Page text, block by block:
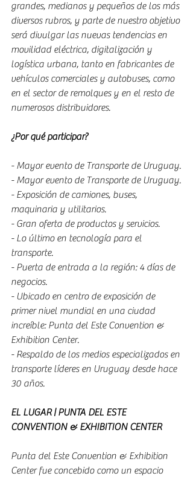
grandes, medianos y pequeños de los más
diversos rubros, y parte de nuestro objetivo
será divulgar las nuevas tendencias en
movilidad eléctrica, digitalización y
logística urbana, tanto en fabricantes de
vehículos comerciales y autobuses, como
en el sector de remolques y en el resto de
numerosos distribuidores.
¿Por qué participar?
- Mayor evento de Transporte de Uruguay.
- Mayor evento de Transporte de Uruguay.
- Exposición de camiones, buses,
maquinaria y utilitarios.
- Gran oferta de productos y servicios.
- Lo último en tecnología para el
transporte.
- Puerta de entrada a la región: 4 días de
negocios.
- Ubicado en centro de exposición de
primer nivel mundial en una ciudad
increíble: Punta del Este Convention &
Exhibition Center.
- Respaldo de los medios especializados en
transporte líderes en Uruguay desde hace
30 años.
EL LUGAR | PUNTA DEL ESTE
CONVENTION & EXHIBITION CENTER
Punta del Este Convention & Exhibition
Center fue concebido como un espacio